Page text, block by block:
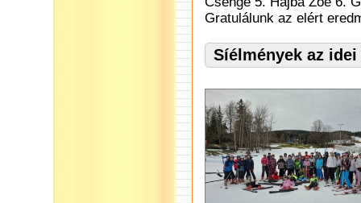
Gratulálunk az elért
Síélmények az idei